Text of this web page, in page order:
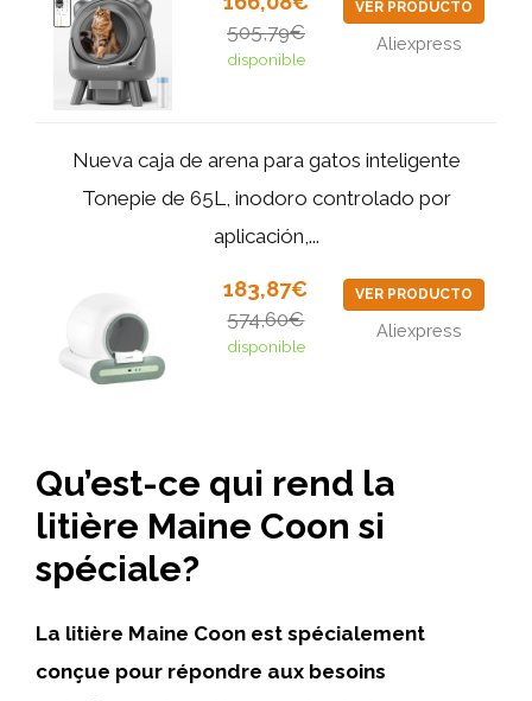
505,79€
disponible
VER PRODUCTO
Aliexpress
Nueva caja de arena para gatos inteligente
Tonepie de 65L, inodoro controlado por
aplicación,...
183,87€
574,60€
disponible
VER PRODUCTO
Aliexpress
Qu’est-ce qui rend la
litière Maine Coon si
spéciale?
La litière Maine Coon est spécialement
conçue pour répondre aux besoins